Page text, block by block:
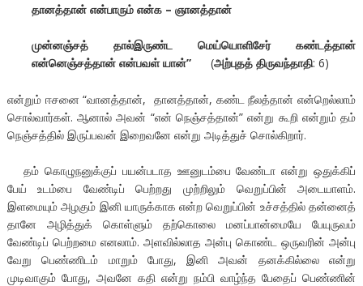
தானத்தான் என்பாரும் என்க– ஞானத்தான்
முன்னஞ்சத் தால்இருண்ட மெய்யொளிசேர்
கண்டத்தான்
என்னெஞ்சத்தான் என்பவள் யான்” (அற்புதத் திருவந்தாதி: 6)
என்றும் ஈசனை “வானத்தான், தானத்தான், கண்ட நீலத்தான் என்றெல்லாம்
சொல்வார்கள். ஆனால் அவன் “என் நெஞ்சத்தான்” என்று கூறி என்றும் தம்
நெஞ்சத்தில் இருப்பவன் இறைவனே என்று அடித்துச் சொல்கிறார்.
தம் கொழுநனுக்குப் பயன்படாத ஊனுடம்பை வேண்டா என்று ஒதுக்கிப்
பேய் உடம்பை வேண்டிப் பெற்றது முற்றிலும் வெறுப்பின் அடையாளம்.
இளமையும் அழகும் இனி யாருக்காக என்ற வெறுப்பின் உச்சத்தில் தன்னைத்
தானே அழித்துக் கொள்ளும் தற்கொலை மனப்பான்மையே பேயுருவம்
வேண்டிப் பெற்றமை எனலாம். அளவில்லாத அன்பு கொண்ட ஒருவரின் அன்பு
வேறு பெண்ணிடம் மாறும் போது, இனி அவன் தனக்கில்லை என்று
முடிவாகும் போது, அவனே கதி என்று நம்பி வாழ்ந்த பேதைப் பெண்ணின்